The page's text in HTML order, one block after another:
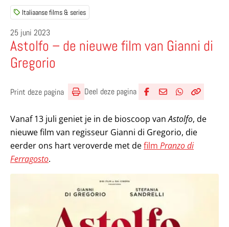
Italiaanse films & series
25 juni 2023
Astolfo – de nieuwe film van Gianni di
Gregorio
Print deze pagina Deel deze pagina
Vanaf 13 juli geniet je in de bioscoop vanAstolfo, de
nieuwe film van regisseur Gianni di Gregorio, die
eerder ons hart veroverde met defilm Pranzo di
Ferragosto.